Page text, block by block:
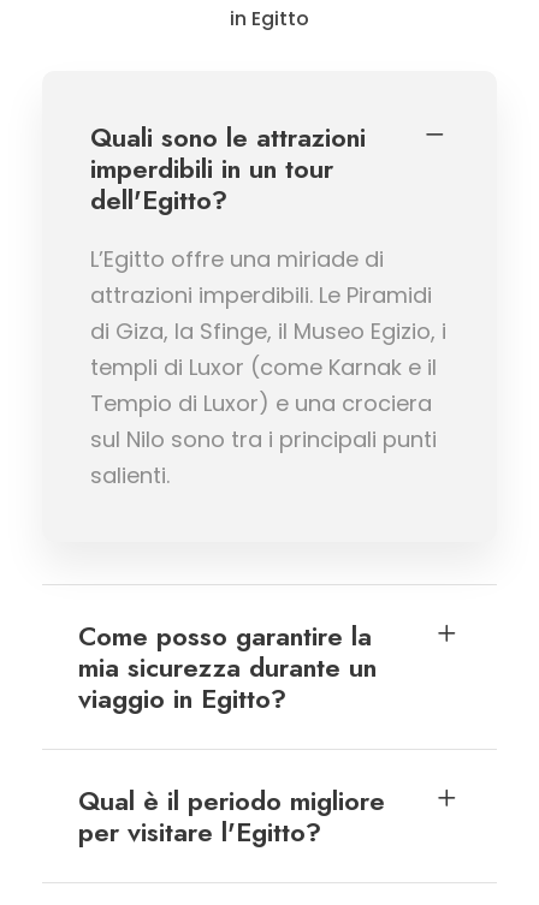
in Egitto
Quali sono le attrazioni
imperdibili in un tour
dell'Egitto?
L’Egitto offre una miriade di
attrazioni imperdibili. Le Piramidi
di Giza, la Sfinge, il Museo Egizio, i
templi di Luxor (come Karnak e il
Tempio di Luxor) e una crociera
sul Nilo sono tra i principali punti
salienti.
Come posso garantire la
mia sicurezza durante un
viaggio in Egitto?
Qual è il periodo migliore
per visitare l'Egitto?